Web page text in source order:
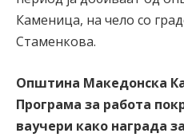
Каменица, на чело со
Стаменкова.
Општина Македонска
Програма за работа
ваучери како награда